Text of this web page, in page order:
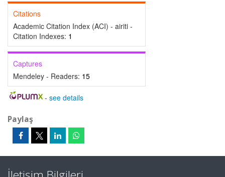
Citations
Academic Citation Index (ACI) - airiti -
Citation Indexes: 1
Captures
Mendeley - Readers: 15
- see details
Paylaş